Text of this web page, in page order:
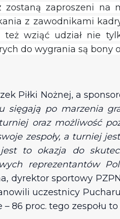
zostaną zaproszeni
z zawodnikami
też wziąć udział nie
do wygrania są bony o
Piłki Nożnej, a
sięgają po marzenia
oraz możliwość
zespoły, a turniej
to okazja do
reprezentantów
dyrektor sportowy
uczestnicy
86 proc. tego zespołu